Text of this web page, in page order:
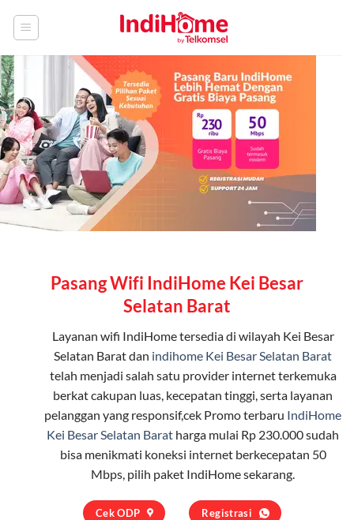
Pasang Wifi IndiHome Kei Besar
Selatan Barat
Layanan wifi IndiHometersedia di wilayah Kei Besar
Selatan Barat dan indihome Kei Besar Selatan Barat
telah menjadi salah satu provider internet terkemuka
berkat cakupan luas, kecepatan tinggi, serta layanan
pelanggan yang responsif,cek Promo terbaru IndiHome
Kei Besar Selatan Barat harga mulai Rp 230.000 sudah
bisa menikmati koneksi internet berkecepatan 50
Mbps, pilih paket IndiHomesekarang.
Cek ODP Registrasi